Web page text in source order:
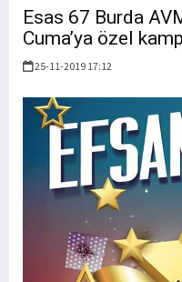
Esas 67 Burda
Cuma’ya özel
25-11-2019 17:12